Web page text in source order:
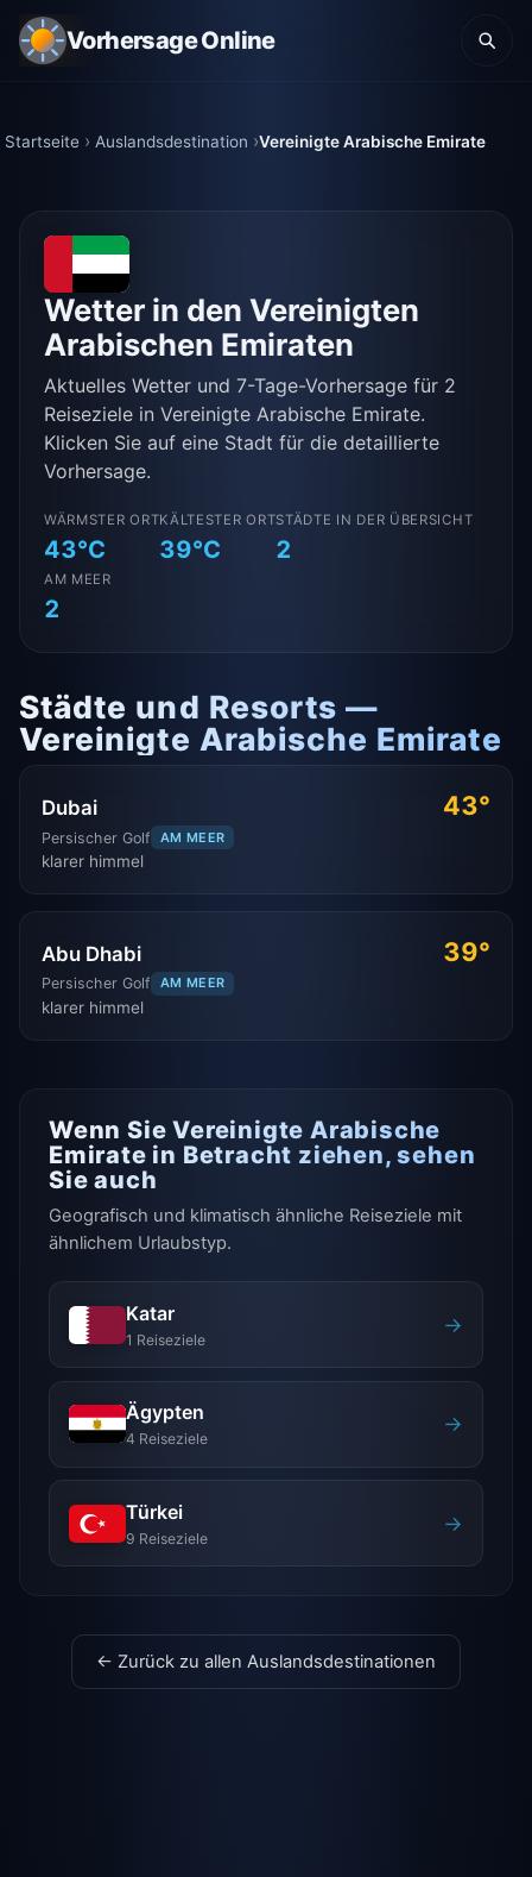
Vorhersage Online
Startseite Auslandsdestination Vereinigte Arabische Emirate
Wetter in den Vereinigten
Arabischen Emiraten
Aktuelles Wetter und 7-Tage-Vorhersage für 2
Reiseziele in Vereinigte Arabische Emirate.
Klicken Sie auf eine Stadt für die detaillierte
Vorhersage.
WÄRMSTER ORT
43°C
KÄLTESTER ORT
39°C
STÄDTE IN DER ÜBERSICHT
2
AM MEER
2
Städte und Resorts —
Vereinigte Arabische Emirate
Dubai 43°
Persischer Golf AM MEER
klarer himmel
Abu Dhabi 39°
Persischer Golf AM MEER
klarer himmel
Wenn Sie Vereinigte Arabische
Emirate in Betracht ziehen, sehen
Sie auch
Geografisch und klimatisch ähnliche Reiseziele mit
ähnlichem Urlaubstyp.
Katar
1 Reiseziele
→
Ägypten
4 Reiseziele
→
Türkei
9 Reiseziele
→
← Zurück zu allen Auslandsdestinationen